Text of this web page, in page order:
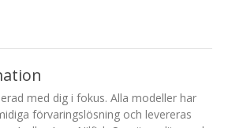
med dig i fokus. Alla modeller har
förvaringslösning och levereras